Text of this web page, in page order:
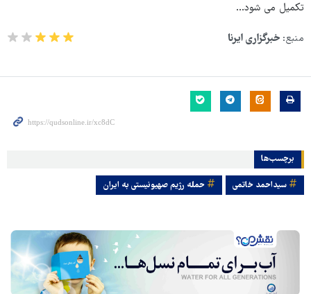
تکمیل می شود...
منبع: خبرگزاری ایرنا
برچسب‌ها
سیداحمد خاتمی حمله رژیم صهیونیستی به ایران